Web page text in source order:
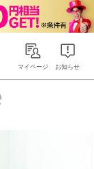
マイページ お知らせ